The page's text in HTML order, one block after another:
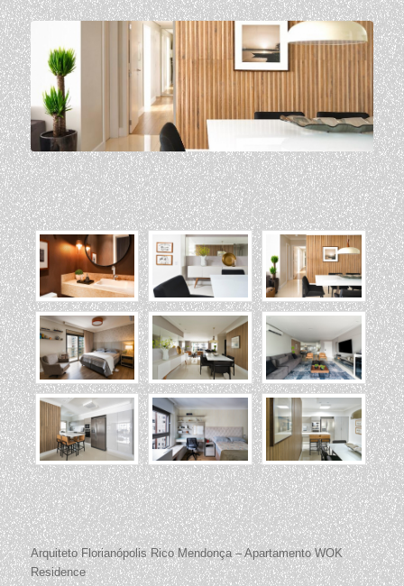
Arquiteto Florianópolis Rico Mendonça – Apartamento WOK
Residence